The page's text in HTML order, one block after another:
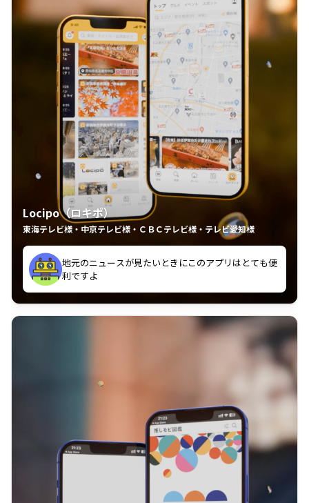
Locipo（ロキポ）
東海テレビ様・中京テレビ様・ＣＢＣテレビ様・テレビ愛知様
中京テレビのおもしろ番組が視聴可能地域外からも見
れるの嬉しいポイント
いつも利用させていただいております！